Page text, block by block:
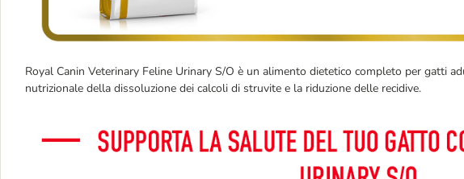
Royal Canin Veterinary Feline Urinary S/O è un alimento dietetico completo per gatti
nutrizionale della dissoluzione dei calcoli di struvite e la riduzione delle recidive.